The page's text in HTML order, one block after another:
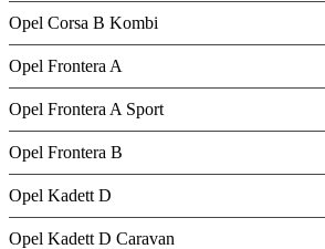
Opel Corsa B Kombi
Opel Frontera A
Opel Frontera A Sport
Opel Frontera B
Opel Kadett D
Opel Kadett D Caravan